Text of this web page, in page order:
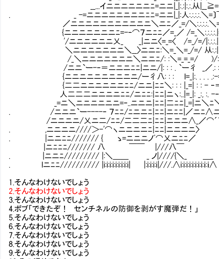
__...イニニニニニニﾆ=ニニ|_|:.:|:.:.从|__≧=--:
. _ -=ニニニニニニニニﾆﾆ=ニニ|_|:人:.:.:.:.＼=〕￣
／ニニニニニニニニニニニ＼ニﾆ／_=/＼:.:.:.:.＼=_
{ニニニニニニニﾆ=-‐⌒７ニﾆﾆ／=_／ /=_＼
'/ニニニニニニ乂_ _|ニニ〈=_=〈 /=_/=/|:.:.:.|
＼ニニニニニニニ＼__〉ニニﾆ:＼=_＼=_/=/ 从:.:|
/_＼ニニニニニニニ＼ニニﾆ/: :＼=_=_=/ )/
/ニニ`ー-‐＝ニニニﾆﾆ|ニニ/|: : : . `ー彳 _／
{ニニニニニニニニニニ/ー彳八: : : l=_|:. . . . .:-
{二二ニニニニニニﾆﾆ/ニニ|ﾆﾆ＼: : : |_=| : : - ‐＝
人二二二ニニニニﾆﾆ/ニﾆﾆ:|ﾆﾆ|ニヽ:..|=_|: _:, :. -
_=ニ＼ニニニニニニ=‐..ニニニ|ﾆﾆ|二ﾆﾆ|_=|ニ＼ﾆ
. /ニニニ`ー----‐ ７ﾆﾆ/ﾆニニﾆ|ﾆﾆ|ニﾆﾆ|／ニﾆ∧
/ニニニニ/乂ニ二/ﾆﾆ/二二二ﾆ|ﾆﾆ|ニニニ∧_／
. ,ニニニニ////＞-'⌒ヽニニニニﾆ|ﾆﾆ|ニニニニ
. |ニニﾆﾆ/////// { ゝ=ニニニノﾞ⌒乂ニﾆﾆ
|ニﾆﾆﾆ/////// 八 ￣￣ |///八￣
. |ニニﾆ///////// |:＼＿＿ _ ノ|////{＼_ ＿_
. lニﾆﾆ////////// |i:i:i:i:i:i:i:i:i| |:i:i:i:i|///.∧i:i:i:i:i:i:i:i:ｉ:
1.そんなわけないでしょう
2.そんなわけないでしょう
3.そんなわけないでしょう
4.ボブ「できたぞ！ センチネルの防御を剥がす魔弾だ！」
5.そんなわけないでしょう
6.そんなわけないでしょう
7.そんなわけないでしょう
8.そんなわけないでしょう
9.そんなわけないでしょう